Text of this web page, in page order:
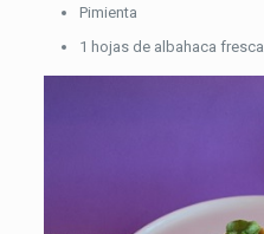
Pimienta
1 hojas de albahaca fresca